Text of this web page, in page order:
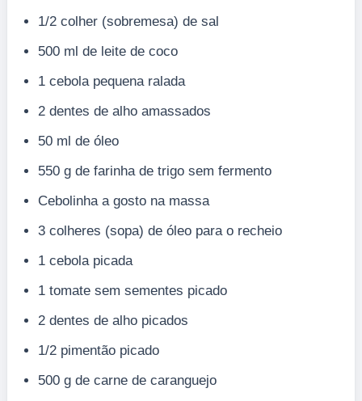
1/2 colher (sobremesa) de sal
500 ml de leite de coco
1 cebola pequena ralada
2 dentes de alho amassados
50 ml de óleo
550 g de farinha de trigo sem fermento
Cebolinha a gosto na massa
3 colheres (sopa) de óleo para o recheio
1 cebola picada
1 tomate sem sementes picado
2 dentes de alho picados
1/2 pimentão picado
500 g de carne de caranguejo